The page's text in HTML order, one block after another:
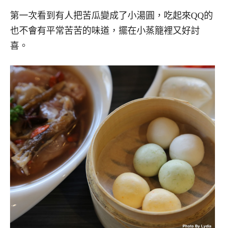
第一次看到有人把苦瓜變成了小湯圓，吃起來QQ的
也不會有平常苦苦的味道，擺在小蒸籠裡又好討
喜。